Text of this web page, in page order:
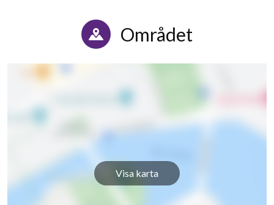
Området
Visa karta